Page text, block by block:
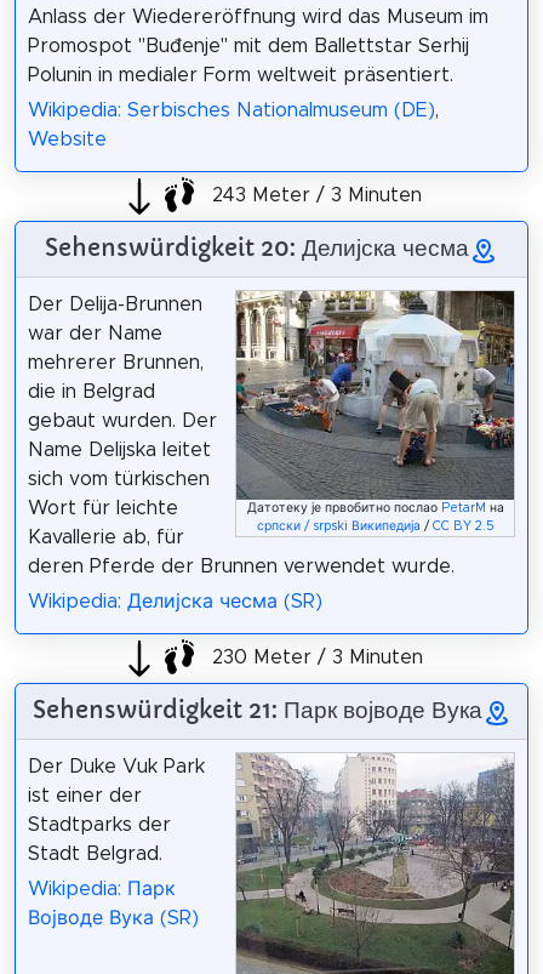
Anlass der Wiedereröffnung wird das Museum im
Promospot "Buđenje" mit dem Ballettstar Serhij
Polunin in medialer Form weltweit präsentiert.
Wikipedia: Serbisches Nationalmuseum (DE),
Website
243 Meter / 3 Minuten
Sehenswürdigkeit 20: Делијска чесма
Датотеку је првобитно послао PetarM на
српски / srpski Википедија / CC BY 2.5
Der Delija-Brunnen
war der Name
mehrerer Brunnen,
die in Belgrad
gebaut wurden. Der
Name Delijska leitet
sich vom türkischen
Wort für leichte
Kavallerie ab, für
deren Pferde der Brunnen verwendet wurde.
Wikipedia: Делијска чесма (SR)
230 Meter / 3 Minuten
Sehenswürdigkeit 21: Парк војводе Вука
Der Duke Vuk Park
ist einer der
Stadtparks der
Stadt Belgrad.
Wikipedia: Парк
Војводе Вука (SR)